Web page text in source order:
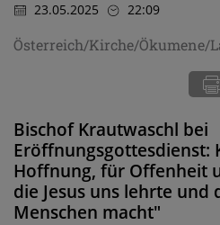
23.05.2025 22:09
Österreich/Kirche/Ökumene/
Bischof Krautwaschl bei
Eröffnungsgottesdienst:
Hoffnung, für Offenheit
die Jesus uns lehrte und
Menschen macht"